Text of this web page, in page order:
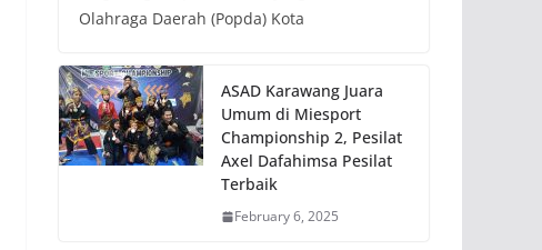
Olahraga Daerah (Popda) Kota
ASAD Karawang Juara
Umum di Miesport
Championship 2, Pesilat
Axel Dafahimsa Pesilat
Terbaik
February 6, 2025